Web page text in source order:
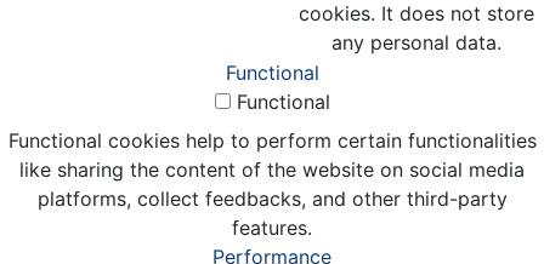
cookies. It does not store
any personal data.
Functional
Functional
Functional cookies help to perform certain functionalities
like sharing the content of the website on social media
platforms, collect feedbacks, and other third-party
features.
Performance